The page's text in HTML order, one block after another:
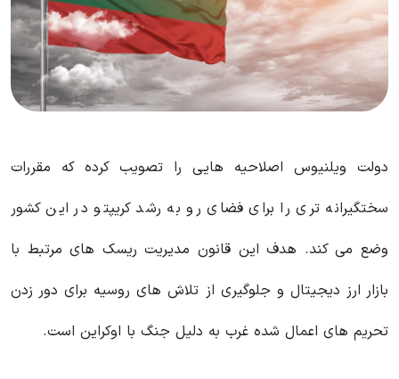
دولت ویلنیوس اصلاحیه هایی را تصویب کرده که مقررات
سختگیرانه تری را برای فضای رو به رشد کریپتو در این کشور
وضع می کند. هدف این قانون مدیریت ریسک‌ های مرتبط با
بازار ارز دیجیتال و جلوگیری از تلاش‌ های روسیه برای دور زدن
تحریم‌ های اعمال شده غرب به دلیل جنگ با اوکراین است.